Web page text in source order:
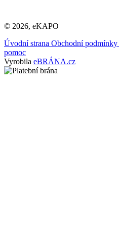
© 2026, eKAPO
Úvodní strana Obchodní podmínky
pomoc
Vyrobila eBRÁNA.cz